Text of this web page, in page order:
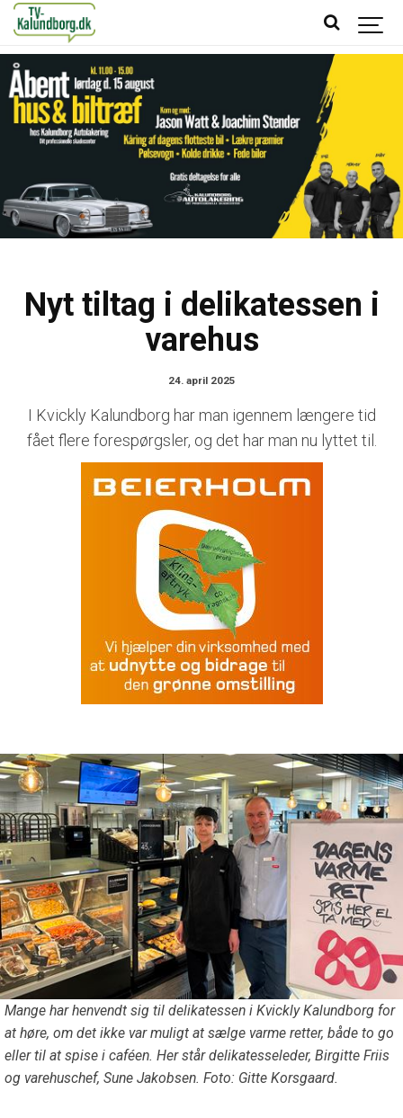
Nyt tiltag i delikatessen i
varehus
24. april 2025
I Kvickly Kalundborg har man igennem længere tid
fået flere forespørgsler, og det har man nu lyttet til.
Mange har henvendt sig til delikatessen i Kvickly Kalundborg for
at høre, om det ikke var muligt at sælge varme retter, både to go
eller til at spise i caféen. Her står delikatesseleder, Birgitte Friis
og varehuschef, Sune Jakobsen. Foto: Gitte Korsgaard.